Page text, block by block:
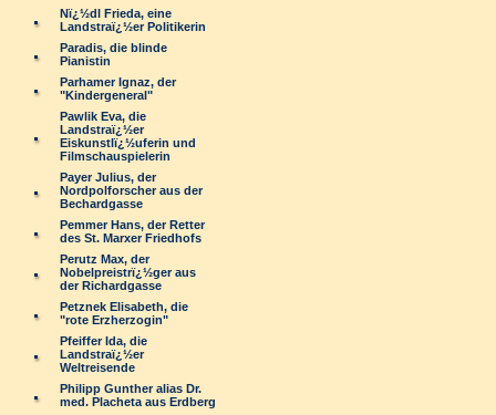
Nï¿½dl Frieda, eine
Landstraï¿½er Politikerin
Paradis, die blinde
Pianistin
Parhamer Ignaz, der
"Kindergeneral"
Pawlik Eva, die
Landstraï¿½er
Eiskunstlï¿½uferin und
Filmschauspielerin
Payer Julius, der
Nordpolforscher aus der
Bechardgasse
Pemmer Hans, der Retter
des St. Marxer Friedhofs
Perutz Max, der
Nobelpreistrï¿½ger aus
der Richardgasse
Petznek Elisabeth, die
"rote Erzherzogin"
Pfeiffer Ida, die
Landstraï¿½er
Weltreisende
Philipp Gunther alias Dr.
med. Placheta aus Erdberg